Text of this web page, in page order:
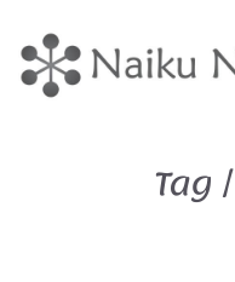
Tag /